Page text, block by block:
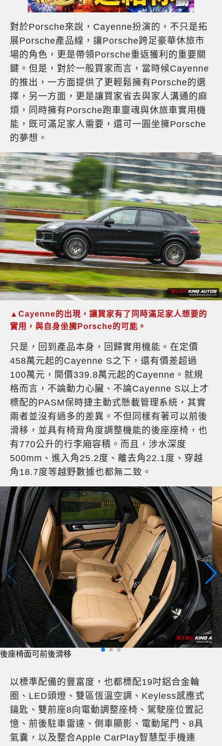
對於Porsche來說，Cayenne扮演的，不只是拓
展Porsche產品線，讓Porsche跨足豪華休旅市
場的角色，更是帶領Porsche重返獲利的重要關
鍵。但是，對於一般買家而言，當時候Cayenne
的推出，一方面提供了更輕鬆擁有Porsche的選
擇，另一方面，更是讓買家省去與家人溝通的麻
煩，同時擁有Porsche跑車靈魂與休旅車實用機
能，既可滿足家人需要，還可一圓坐擁Porsche
的夢想。
▲Cayenne的出現，讓買家有了同時滿足家人想要的
實用，與自身坐擁Porsche的可能。
只是，回到產品本身，回歸實用機能。在定價
458萬元起的Cayenne S之下，還有價差超過
100萬元，開價339.8萬元起的Cayenne。就規
格而言，不論動力心臟、不論Cayenne S以上才
標配的PASM保時捷主動式懸載管理系統，其實
兩者並沒有過多的差異。不但同樣有著可以前後
滑移，並具有椅背角度調整機能的後座座椅，也
有770公升的行李廂容積。而且，涉水深度
500mm、進入角25.2度、離去角22.1度、穿越
角18.7度等越野數據也都無二致。
後座椅面可前後滑移
以標準配備的豐富度，也都標配19吋鋁合金輪
圈、LED頭燈、雙區恆溫空調、Keyless感應式
鑰匙、雙前座8向電動調整座椅、駕駛座位置記
憶、前後駐車雷達、倒車顯影、電動尾門、8具
氣囊，以及整合Apple CarPlay智慧型手機連